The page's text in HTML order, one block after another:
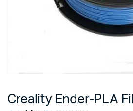
Creality Ender-PLA